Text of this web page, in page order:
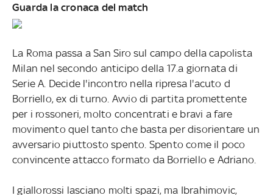
Guarda la cronaca del match
La Roma passa a San Siro sul campo della capolista
Milan nel secondo anticipo della 17.a giornata di
Serie A. Decide l'incontro nella ripresa l'acuto d
Borriello, ex di turno. Avvio di partita promettente
per i rossoneri, molto concentrati e bravi a fare
movimento quel tanto che basta per disorientare un
avversario piuttosto spento. Spento come il poco
convincente attacco formato da Borriello e Adriano.
I giallorossi lasciano molti spazi, ma Ibrahimovic,